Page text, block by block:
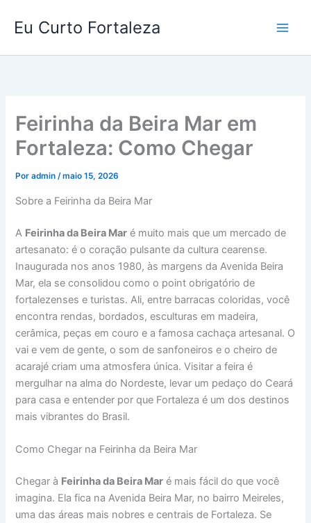
para
conteúdo
Eu Curto Fortaleza
Feirinha da Beira Mar em
Fortaleza: Como Chegar
Poradmin/maio 15, 2026
Sobre a Feirinha da Beira Mar
A Feirinha da Beira Mar é muito mais que um mercado de
artesanato: é o coração pulsante da cultura cearense.
Inaugurada nos anos 1980, às margens da Avenida Beira
Mar, ela se consolidou como o point obrigatório de
fortalezenses e turistas. Ali, entre barracas coloridas, você
encontra rendas, bordados, esculturas em madeira,
cerâmica, peças em couro e a famosa cachaça artesanal. O
vai e vem de gente, o som de sanfoneiros e o cheiro de
acarajé criam uma atmosfera única. Visitar a feira é
mergulhar na alma do Nordeste, levar um pedaço do Ceará
para casa e entender por que Fortaleza é um dos destinos
mais vibrantes do Brasil.
Como Chegar na Feirinha da Beira Mar
Chegar à Feirinha da Beira Mar é mais fácil do que você
imagina. Ela fica na Avenida Beira Mar, no bairro Meireles,
uma das áreas mais nobres e centrais de Fortaleza. Se